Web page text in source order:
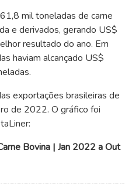
mil toneladas de carne
e derivados, gerando US$
resultado do ano. Em
haviam alcançado US$
exportações brasileiras de
de 2022. O gráfico foi
Bovina | Jan 2022 a Out